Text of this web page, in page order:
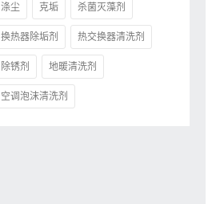
涤尘 克垢 杀菌灭藻剂
换热器除垢剂 热交换器清洗剂
除锈剂 地暖清洗剂
空调泡沫清洗剂